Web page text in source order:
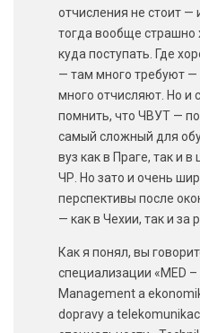
отчисления не стоит —
тогда вообще страшно
куда поступать. Где
— там много требуют —
много отчисляют. Но и
помнить, что ЧВУТ —
самый сложный для
вуз как в Праге, так и в
ЧР. Но зато и очень
перспективы после
— как в Чехии, так и за
Как я понял, вы
специализации «MED –
Management a
dopravy a